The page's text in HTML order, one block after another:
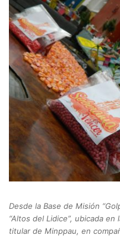
Desde la Base de Misión
“Altos del Lidice”, ubicada
titular de Minppau, en